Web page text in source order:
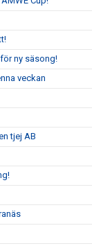
ny säsong!
veckan
tjej AB